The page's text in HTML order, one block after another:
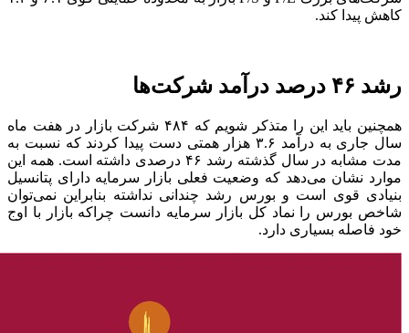
رشد ۴۶ درصد درآمد شرکت‌ها
همچنین باید این را متذکر شویم که ۴۸۴ شرکت بازار در هفت ماه
سال جاری به درآمد ۳.۶ هزار همتی دست پیدا کردند که نسبت به
مدت مشابه در سال گذشته رشد ۴۶ درصدی داشته است. همه این
موارد نشان می‌دهد که وضعیت فعلی بازار سرمایه دارای پتانسیل
بنیادی قوی است و بورس رشد چندانی نداشته بنابراین نمی‌توان
شاخص بورس را نماد کل بازار سرمایه دانست چراکه بازار با اوج